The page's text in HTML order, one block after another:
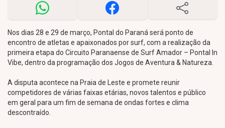
Nos dias 28 e 29 de março, Pontal do Paraná será ponto de
encontro de atletas e apaixonados por surf, com a realização da
primeira etapa do Circuito Paranaense de Surf Amador – Pontal In
Vibe, dentro da programação dos Jogos de Aventura & Natureza.
A disputa acontece na Praia de Leste e promete reunir
competidores de várias faixas etárias, novos talentos e público
em geral para um fim de semana de ondas fortes e clima
descontraído.